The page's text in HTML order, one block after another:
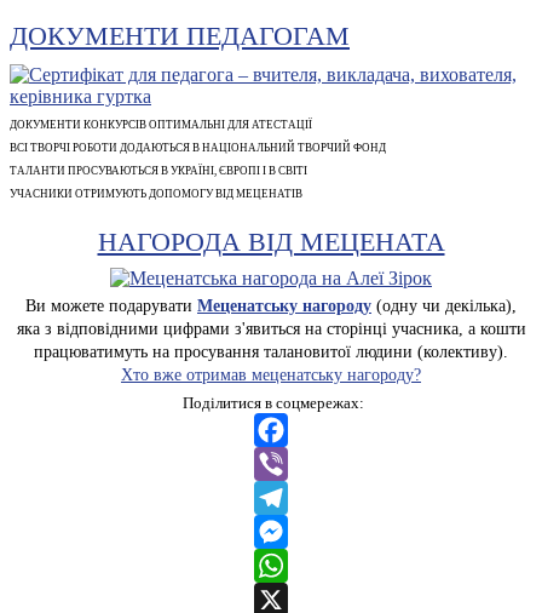
ДОКУМЕНТИ ПЕДАГОГАМ
ДОКУМЕНТИ КОНКУРСІВ ОПТИМАЛЬНІ ДЛЯ АТЕСТАЦІЇ
ВСІ ТВОРЧІ РОБОТИ ДОДАЮТЬСЯ В НАЦІОНАЛЬНИЙ ТВОРЧИЙ ФОНД
ТАЛАНТИ ПРОСУВАЮТЬСЯ В УКРАЇНІ, ЄВРОПІ І В СВІТІ
УЧАСНИКИ ОТРИМУЮТЬ ДОПОМОГУ ВІД МЕЦЕНАТІВ
НАГОРОДА ВІД МЕЦЕНАТА
Ви можете подарувати Меценатську нагороду (одну чи декілька),
яка з відповідними цифрами з'явиться на сторінці учасника, а кошти
працюватимуть на просування талановитої людини (колективу).
Хто вже отримав меценатську нагороду?
Поділитися в соцмережах:
Facebook
Viber
Telegram
Messenger
WhatsApp